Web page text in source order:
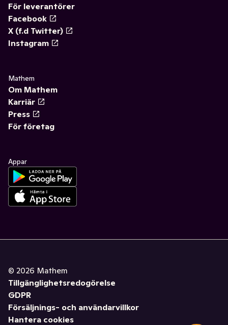
För leverantörer
Facebook
X (f.d Twitter)
Instagram
Mathem
Om Mathem
Karriär
Press
För företag
Appar
© 2026 Mathem
Tillgänglighetsredogörelse
GDPR
Försäljnings- och användarvillkor
Hantera cookies